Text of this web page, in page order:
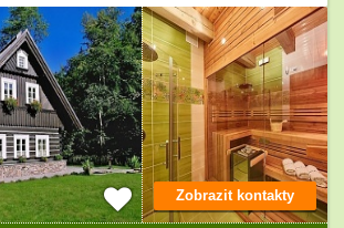
Zobrazit kontakty